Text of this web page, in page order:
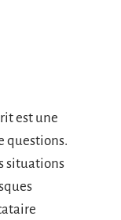
est une
questions.
situations